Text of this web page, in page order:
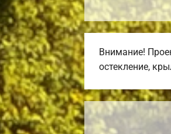
Внимание!
остекление,